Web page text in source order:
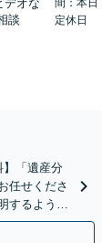
デオな
談
間：本日
定休日
】「遺産分
任せくださ
するよう心
】